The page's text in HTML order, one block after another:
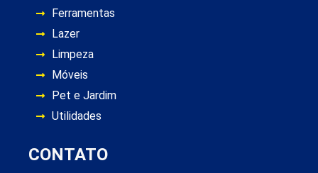
Ferramentas
Lazer
Limpeza
Móveis
Pet e Jardim
Utilidades
CONTATO